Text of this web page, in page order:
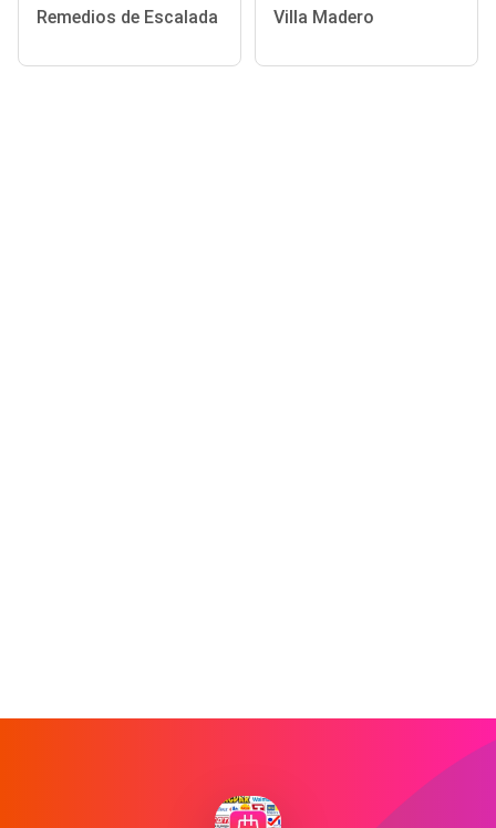
Remedios de Escalada Villa Madero